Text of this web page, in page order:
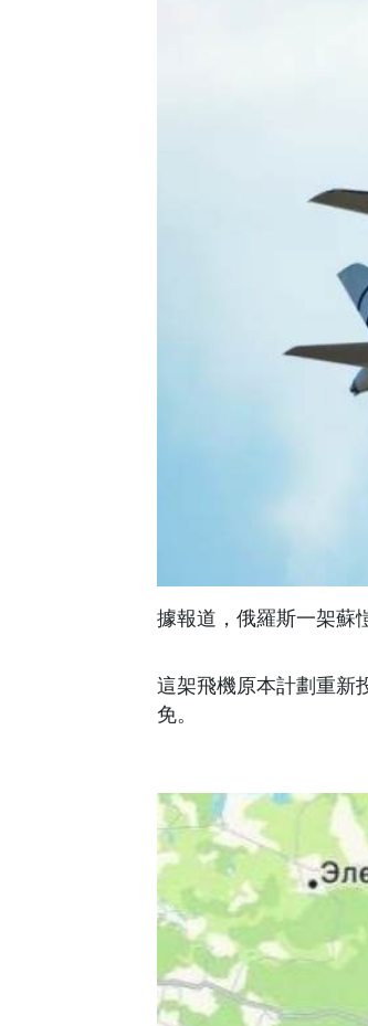
據報道，俄羅斯一架蘇
這架飛機原本計劃重新
免。